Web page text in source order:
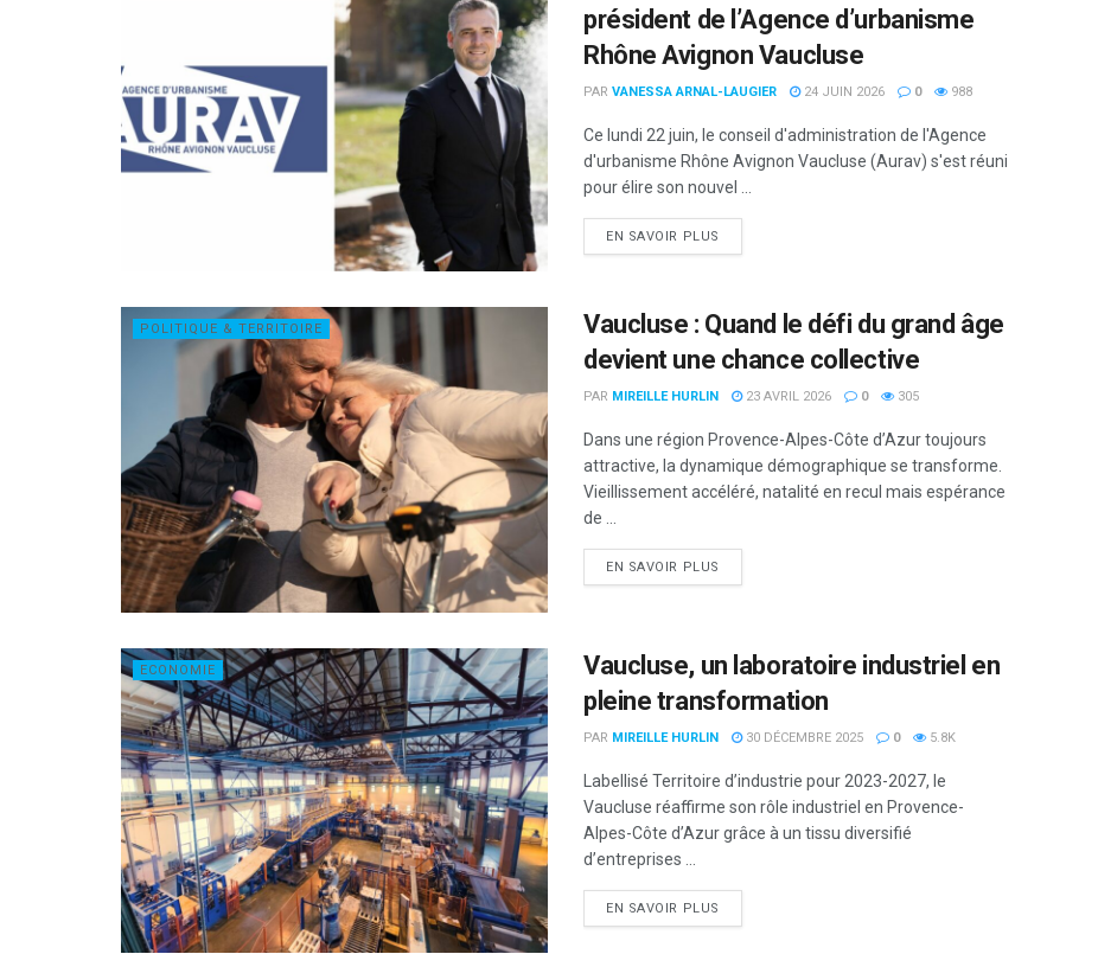
président de l’Agence d’urbanisme
Rhône Avignon Vaucluse
PAR VANESSA ARNAL-LAUGIER 24 JUIN 2026 0 988
Ce lundi 22 juin, le conseil d'administration de l'Agence
d'urbanisme Rhône Avignon Vaucluse (Aurav) s'est réuni
pour élire son nouvel ...
EN SAVOIR PLUS
POLITIQUE & TERRITOIRE
Vaucluse : Quand le défi du grand âge
devient une chance collective
PAR MIREILLE HURLIN 23 AVRIL 2026 0 305
Dans une région Provence-Alpes-Côte d’Azur toujours
attractive, la dynamique démographique se transforme.
Vieillissement accéléré, natalité en recul mais espérance
de ...
EN SAVOIR PLUS
ECONOMIE
Vaucluse, un laboratoire industriel en
pleine transformation
PAR MIREILLE HURLIN 30 DÉCEMBRE 2025 0 5.8K
Labellisé Territoire d’industrie pour 2023-2027, le
Vaucluse réaffirme son rôle industriel en Provence-
Alpes-Côte d’Azur grâce à un tissu diversifié
d’entreprises ...
EN SAVOIR PLUS